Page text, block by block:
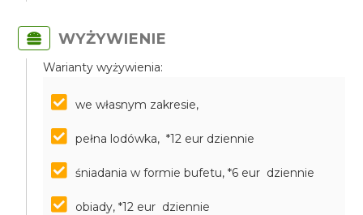
WYŻYWIENIE
Warianty wyżywienia:
we własnym zakresie,
pełna lodówka, *12 eur dziennie
śniadania w formie bufetu, *6 eur dziennie
obiady, *12 eur dziennie